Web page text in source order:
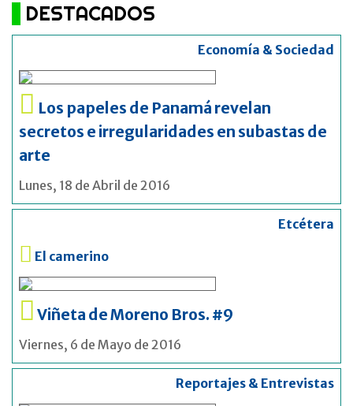
DESTACADOS
Economía & Sociedad
Los papeles de Panamá revelan
secretos e irregularidades en subastas de
arte
Lunes, 18 de Abril de 2016
Etcétera
El camerino
Viñeta de Moreno Bros. #9
Viernes, 6 de Mayo de 2016
Reportajes & Entrevistas